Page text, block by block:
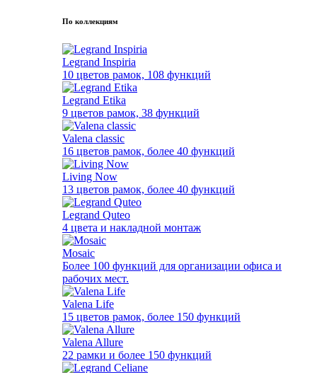
По коллекциям
Legrand Inspiria
10 цветов рамок, 108 функций
Legrand Etika
9 цветов рамок, 38 функций
Valena classic
16 цветов рамок, более 40 функций
Living Now
13 цветов рамок, более 40 функций
Legrand Quteo
4 цвета и накладной монтаж
Mosaic
Более 100 функций для организации офиса и
рабочих мест.
Valena Life
15 цветов рамок, более 150 функций
Valena Allure
22 рамки и более 150 функций